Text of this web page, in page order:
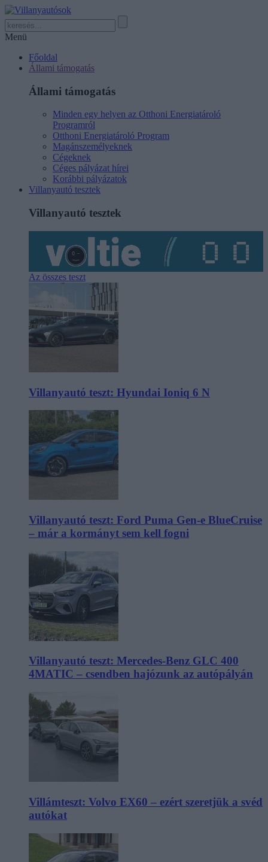
Menü
Főoldal
Állami támogatás
Állami támogatás
Minden egy helyen az Otthoni Energiatároló
Programról
Otthoni Energiatároló Program
Magánszemélyeknek
Cégeknek
Céges pályázat hírei
Korábbi pályázatok
Villanyautó tesztek
Villanyautó tesztek
Az összes teszt
Villanyautó teszt: Hyundai Ioniq 6 N
Villanyautó teszt: Ford Puma Gen-e BlueCruise
– már a kormányt sem kell fogni
Villanyautó teszt: Mercedes-Benz GLC 400
4MATIC – csendben hajózunk az autópályán
Villámteszt: Volvo EX60 – ezért szeretjük a svéd
autókat